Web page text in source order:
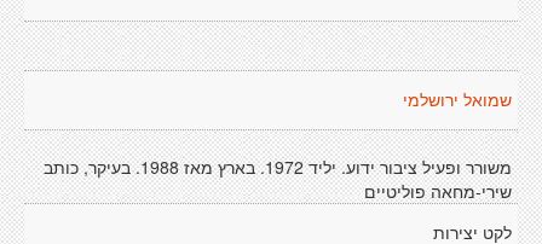
שמואל ירושלמי
משורר ופעיל ציבור ידוע. יליד 1972. בארץ מאז 1988. בעיקר, כותב
שירי-מחאה פוליטיים
לקט יצירות